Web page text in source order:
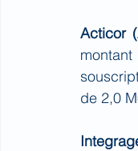
Acticor
montant
de 2,0